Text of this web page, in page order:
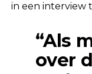
in een interview
“Als
over